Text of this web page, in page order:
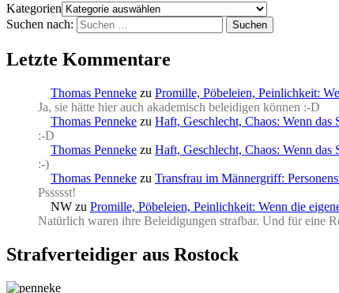
Kategorien
Suchen nach:
Letzte Kommentare
Thomas Penneke zu Promille, Pöbeleien, Peinlichkeit:
Ja, sie hätte hier auch akademisch beleidigen können :-D
Thomas Penneke zu Haft, Geschlecht, Chaos: Wenn
:-D
Thomas Penneke zu Haft, Geschlecht, Chaos: Wenn
:-)
Thomas Penneke zu Transfrau im Männergriff:
Pssssst!
NW zu Promille, Pöbeleien, Peinlichkeit: Wenn die
Natürlich waren ihre Beleidigungen strafbar. Und für eine
Strafverteidiger aus Rostock